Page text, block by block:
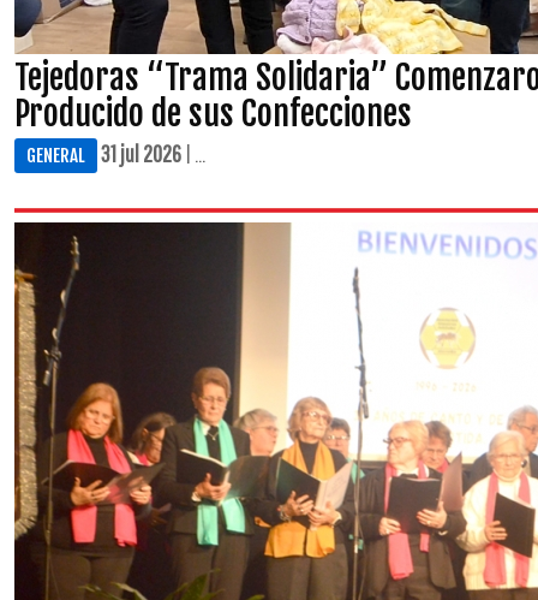
Tejedoras “Trama Solidaria”
Producido de sus Confecciones
GENERAL 31 jul 2026 | ...